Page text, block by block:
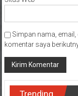
Simpan nama,
komentar saya
Trending